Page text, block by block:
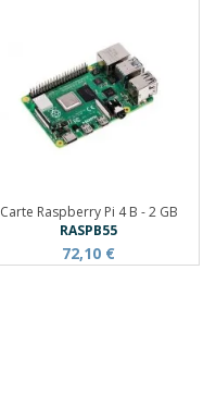
Carte Raspberry Pi 4 B - 2 GB
RASPB55
72,10 €